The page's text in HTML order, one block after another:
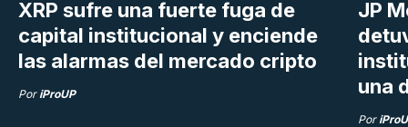
XRP sufre una fuerte fuga de
capital institucional y enciende
las alarmas del mercado cripto
Por iProUP
JP
una
Por